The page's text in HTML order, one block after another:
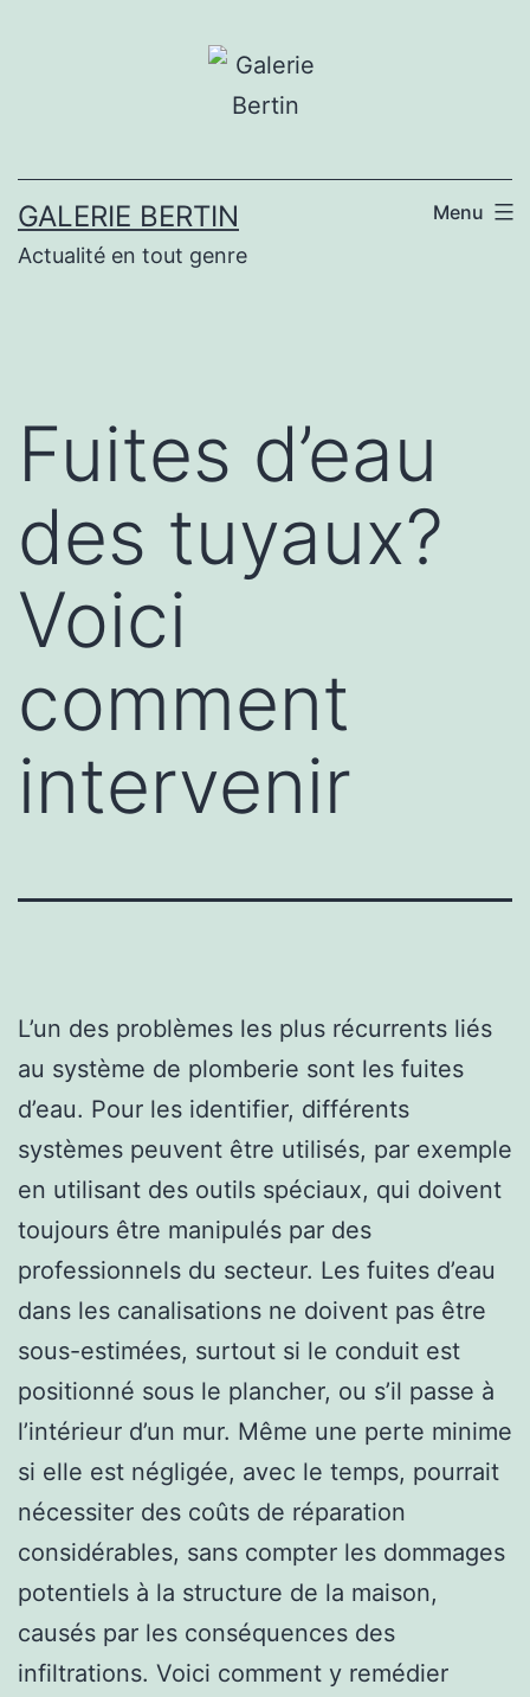
GALERIE BERTIN
Actualité en tout genre
Menu
Fuites d’eau
des tuyaux?
Voici
comment
intervenir
L’un des problèmes les plus récurrents liés
au système de plomberie sont les fuites
d’eau. Pour les identifier, différents
systèmes peuvent être utilisés, par exemple
en utilisant des outils spéciaux, qui doivent
toujours être manipulés par des
professionnels du secteur. Les fuites d’eau
dans les canalisations ne doivent pas être
sous-estimées, surtout si le conduit est
positionné sous le plancher, ou s’il passe à
l’intérieur d’un mur. Même une perte minime
si elle est négligée, avec le temps, pourrait
nécessiter des coûts de réparation
considérables, sans compter les dommages
potentiels à la structure de la maison,
causés par les conséquences des
infiltrations. Voici comment y remédier